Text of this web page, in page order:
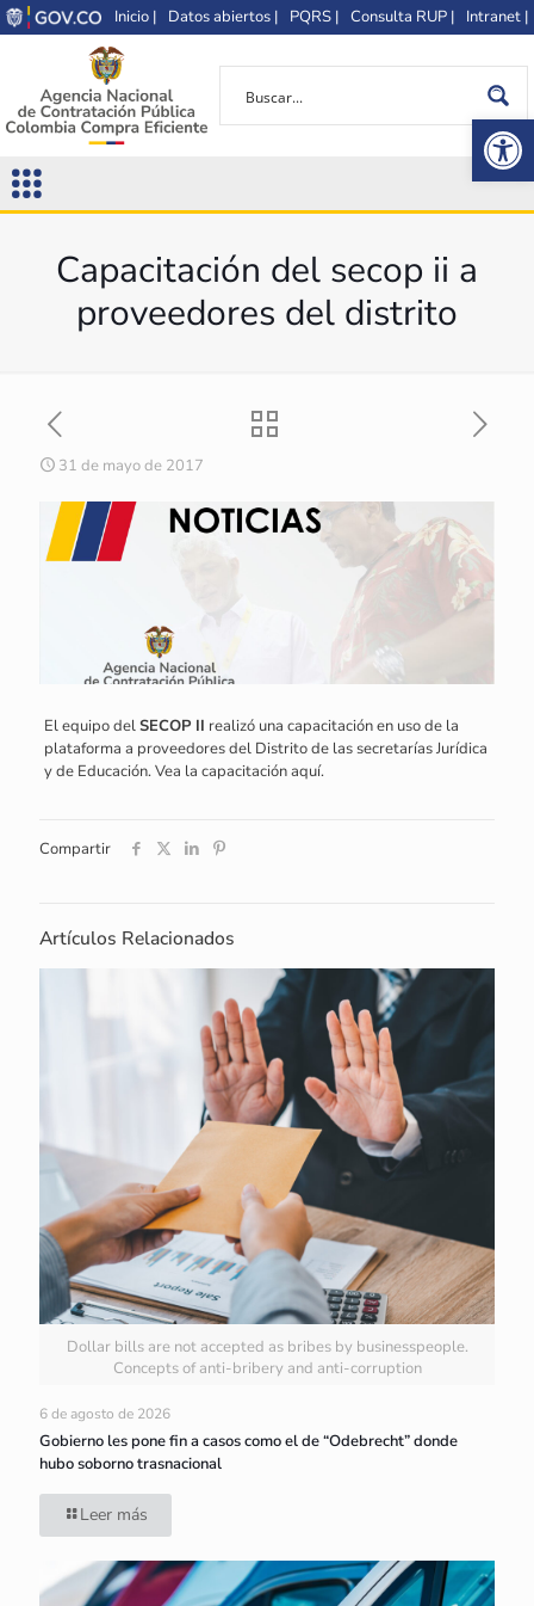
Inicio | Datos abiertos | PQRS | Consulta RUP | Intranet |
Capacitación del secop ii a
proveedores del distrito
31 de mayo de 2017
El equipo delSECOP II realizó una capacitación en uso de la
plataforma a proveedores del Distrito de las secretarías Jurídica
y de Educación. Vea la capacitación aquí.
Compartir
Artículos Relacionados
Dollar bills are not accepted as bribes by businesspeople.
Concepts of anti-bribery and anti-corruption
6 de agosto de 2026
Gobierno les pone fin a casos como el de “Odebrecht” donde
hubo soborno trasnacional
Leer más